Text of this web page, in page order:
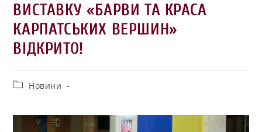
ВИСТАВКУ «БАРВИ ТА КРАСА
КАРПАТСЬКИХ ВЕРШИН»
ВІДКРИТО!
Новини